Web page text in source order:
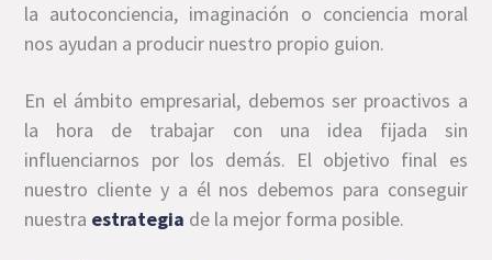
la autoconciencia, imaginación o conciencia moral
nos ayudan a producir nuestro propio guion.
En el ámbito empresarial, debemos ser proactivos a
la hora de trabajar con una idea fijada sin
influenciarnos por los demás. El objetivo final es
nuestro cliente y a él nos debemos para conseguir
nuestra estrategia de la mejor forma posible.